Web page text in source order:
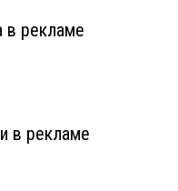
в рекламе
в рекламе